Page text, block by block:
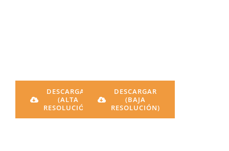
DESCARGAR
(ALTA
RESOLUCIÓN)
DESCARGAR
(BAJA
RESOLUCIÓN)